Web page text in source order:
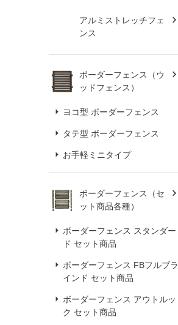
アルミストレッチフェ
ンス
ボーダーフェンス（ウ
ッドフェンス）
ヨコ型 ボーダーフェンス
タテ型 ボーダーフェンス
お手軽ミニタイプ
ボーダーフェンス（セ
ット商品各種）
ボーダーフェンス スタンダー
ド セット商品
ボーダーフェンス FBフルブラ
インド セット商品
ボーダーフェンス アウトルッ
ク セット商品